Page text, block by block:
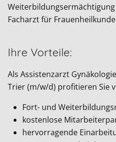
Facharzt für
Ihre Vorteile:
Als Assistenzarzt
Trier (m/w/d) profitieren Sie
Fort- und
kostenlose
hervorragende